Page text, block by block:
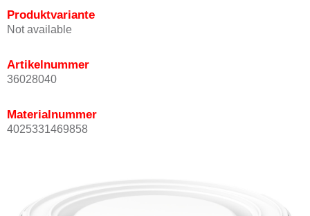
Produktvariante
Not available
Artikelnummer
36028040
Materialnummer
4025331469858